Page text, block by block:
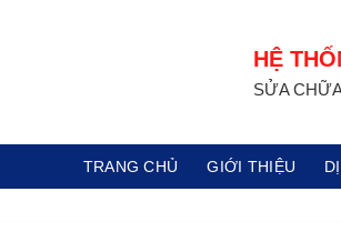
HỆ
SỬA
TRANG CHỦ GIỚI THIỆU